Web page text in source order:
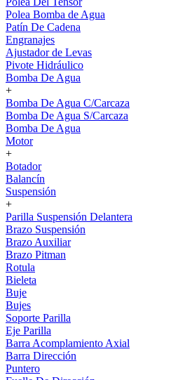
Polea Bomba de Agua
Patín De Cadena
Engranajes
Ajustador de Levas
Pivote Hidráulico
Bomba De Agua
+
Bomba De Agua C/Carcaza
Bomba De Agua S/Carcaza
Bomba De Agua
Motor
+
Botador
Balancín
Suspensión
+
Parilla Suspensión Delantera
Brazo Suspensión
Brazo Auxiliar
Brazo Pitman
Rotula
Bieleta
Buje
Bujes
Soporte Parilla
Eje Parilla
Barra Acomplamiento Axial
Barra Dirección
Puntero